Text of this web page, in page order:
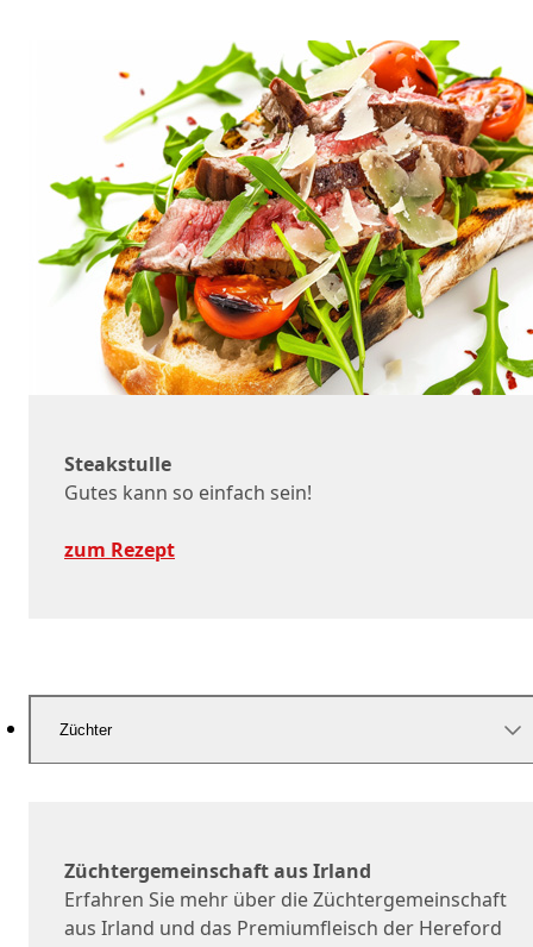
Steakstulle
Gutes kann so einfach sein!
zum Rezept
Züchter
Züchtergemeinschaft aus Irland
Erfahren Sie mehr über die Züchtergemeinschaft
aus Irland und das Premiumfleisch der Hereford